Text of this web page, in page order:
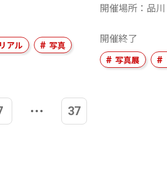
リアル
写真
開催場所
品川
開催終了
写真展
37